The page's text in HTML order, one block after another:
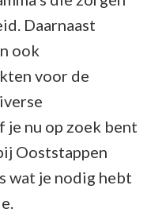
Daarnaast
ook
voor de
nu op zoek bent
Ooststappen
wat je nodig hebt